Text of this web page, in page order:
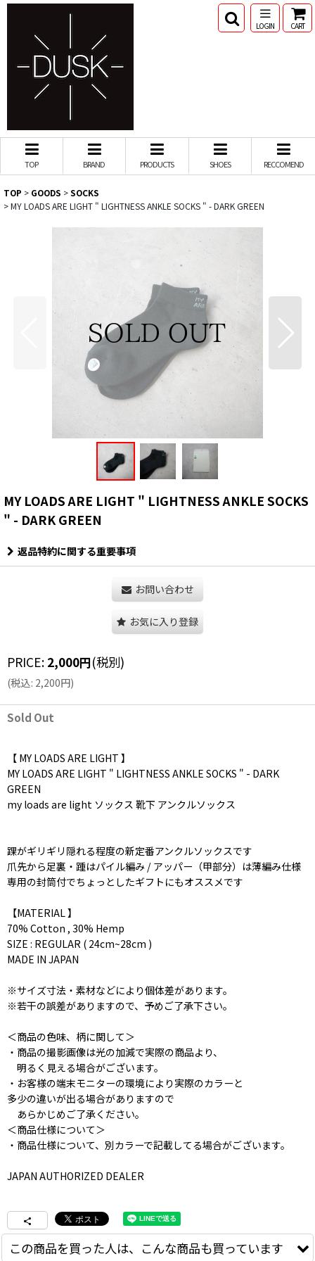
LOGIN CART
TOP BRAND PRODUCTS SHOES RECCOMEND
TOP > GOODS >SOCKS
>MY LOADS ARE LIGHT " LIGHTNESS ANKLE SOCKS " - DARK GREEN
MY LOADS ARE LIGHT " LIGHTNESS ANKLE SOCKS
" - DARK GREEN
返品特約に関する重要事項
お問い合わせ
お気に入り登録
PRICE: 2,000円(税別)
(税込: 2,200円)
Sold Out
【 MY LOADS ARE LIGHT 】
MY LOADS ARE LIGHT " LIGHTNESS ANKLE SOCKS " - DARK
GREEN
my loads are light ソックス 靴下 アンクルソックス
踝がギリギリ隠れる程度の新定番アンクルソックスです
爪先から足裏・踵はパイル編み / アッパー（甲部分）は薄編み仕様
専用の封筒付でちょっとしたギフトにもオススメです
【MATERIAL 】
70% Cotton , 30% Hemp
SIZE : REGULAR ( 24cm~28cm )
MADE IN JAPAN
※サイズ寸法・素材などにより個体差があります。
※若干の誤差がありますので、予めご了承下さい。
＜商品の色味、柄に関して＞
・商品の撮影画像は光の加減で実際の商品より、
明るく見える場合がございます。
・お客様の端末モニターの環境により実際のカラーと
多少の違いが出る場合がありますので
あらかじめご了承ください。
＜商品仕様について＞
・商品仕様について、別カラーで記載してる場合がございます。
JAPAN AUTHORIZED DEALER
この商品を買った人は、こんな商品も買っています